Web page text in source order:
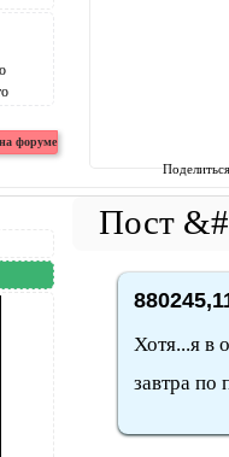
Хотя...я в
завтра по